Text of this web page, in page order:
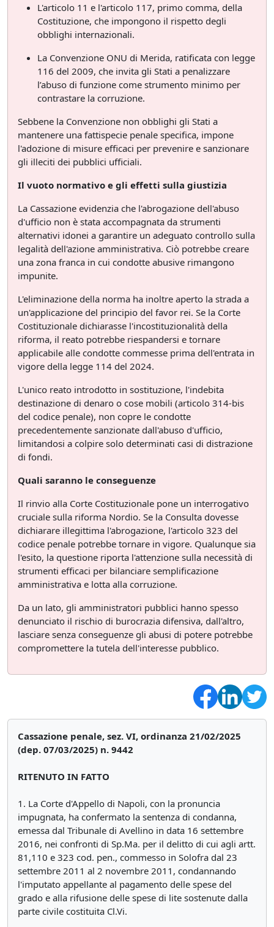
L'articolo 11 e l'articolo 117, primo comma, della
Costituzione, che impongono il rispetto degli
obblighi internazionali.
La Convenzione ONU di Merida, ratificata con legge
116 del 2009, che invita gli Stati a penalizzare
l’abuso di funzione come strumento minimo per
contrastare la corruzione.
Sebbene la Convenzione non obblighi gli Stati a
mantenere una fattispecie penale specifica, impone
l'adozione di misure efficaci per prevenire e sanzionare
gli illeciti dei pubblici ufficiali.
Il vuoto normativo e gli effetti sulla giustizia
La Cassazione evidenzia che l'abrogazione dell'abuso
d'ufficio non è stata accompagnata da strumenti
alternativi idonei a garantire un adeguato controllo sulla
legalità dell'azione amministrativa. Ciò potrebbe creare
una zona franca in cui condotte abusive rimangono
impunite.
L'eliminazione della norma ha inoltre aperto la strada a
un'applicazione del principio del favor rei. Se la Corte
Costituzionale dichiarasse l'incostituzionalità della
riforma, il reato potrebbe riespandersi e tornare
applicabile alle condotte commesse prima dell'entrata in
vigore della legge 114 del 2024.
L'unico reato introdotto in sostituzione, l'indebita
destinazione di denaro o cose mobili (articolo 314-bis
del codice penale), non copre le condotte
precedentemente sanzionate dall'abuso d'ufficio,
limitandosi a colpire solo determinati casi di distrazione
di fondi.
Quali saranno le conseguenze
Il rinvio alla Corte Costituzionale pone un interrogativo
cruciale sulla riforma Nordio. Se la Consulta dovesse
dichiarare illegittima l'abrogazione, l'articolo 323 del
codice penale potrebbe tornare in vigore. Qualunque sia
l'esito, la questione riporta l'attenzione sulla necessità di
strumenti efficaci per bilanciare semplificazione
amministrativa e lotta alla corruzione.
Da un lato, gli amministratori pubblici hanno spesso
denunciato il rischio di burocrazia difensiva, dall'altro,
lasciare senza conseguenze gli abusi di potere potrebbe
compromettere la tutela dell'interesse pubblico.
Cassazione penale, sez. VI, ordinanza 21/02/2025
(dep. 07/03/2025) n. 9442
RITENUTO IN FATTO
1. La Corte d'Appello di Napoli, con la pronuncia
impugnata, ha confermato la sentenza di condanna,
emessa dal Tribunale di Avellino in data 16 settembre
2016, nei confronti di Sp.Ma. per il delitto di cui agli artt.
81,110 e 323 cod. pen., commesso in Solofra dal 23
settembre 2011 al 2 novembre 2011, condannando
l'imputato appellante al pagamento delle spese del
grado e alla rifusione delle spese di lite sostenute dalla
parte civile costituita Cl.Vi.